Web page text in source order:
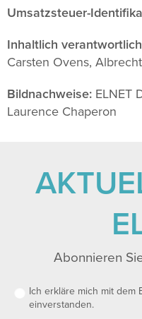
Umsatzsteuer-
Inhaltlich
Carsten Ovens,
Bildnachweise: ELNET
Laurence Chaperon
Abonnieren
Ich erkläre mich mit dem
einverstanden.